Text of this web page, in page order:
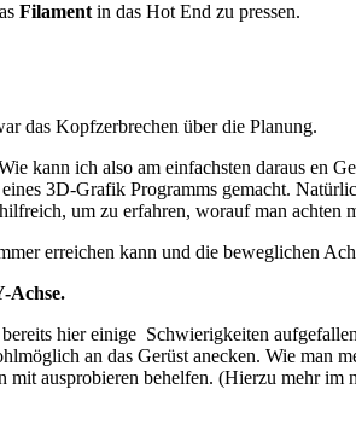
Filament in das Hot End zu pressen.
das Kopfzerbrechen über die Planung.
kann ich also am einfachsten daraus en
3D-Grafik Programms gemacht.
um zu erfahren, worauf man achten
erreichen kann und die beweglichen
Achse.
hier einige Schwierigkeiten
an das Gerüst anecken. Wie man
ausprobieren behelfen. (Hierzu mehr im